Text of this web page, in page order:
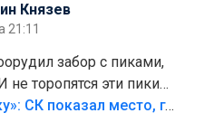
Князев
21:11
забор с пиками,
не торопятся эти пики
«Попал на пику»: СК показал место, где был смертельно травмирован ребенок в Тольятти